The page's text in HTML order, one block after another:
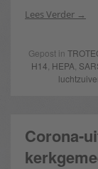
Lees Verder
Gepost in
H14 HEPA
Corona-